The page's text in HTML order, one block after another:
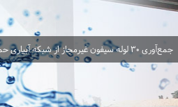
جمع‌آوری ۳۰ لوله سیفون غیرمجاز از شبکه آبیاری حمیدیه در راستای ساماندهی و تحقق عدالت آبی